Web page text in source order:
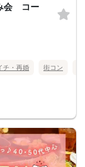
会 コー
チ・再婚 街コン